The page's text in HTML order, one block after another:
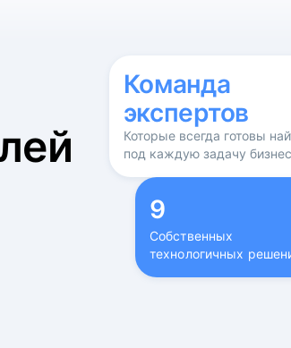
Команда
экспертов
Которые всегда готовы
под каждую задачу
9
Собственных
технологичных